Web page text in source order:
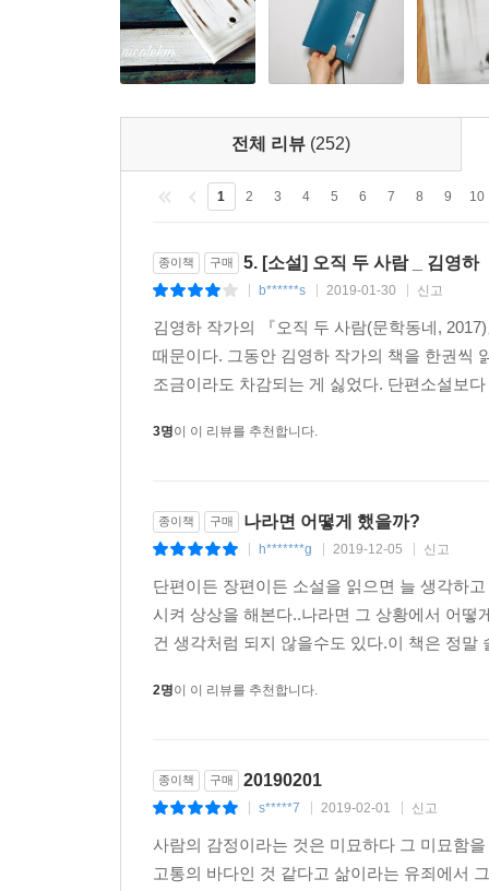
지적인 즐거움과 인간에 대한 통찰을 한껏 맛볼
보여주는 작품, 현실 밀착적인 정공법이 돋보이는
“읽을 땐 그럭저럭 읽히는데 덮고 나니 다음이
일이야”(「옥수수와 나」)라는 작중인물의 말은
향한 시선을 달리해볼 수 있을 것이다. 과연 우리
전체 리뷰 (252)
1 2 3 4 5 6 7 8 9 10
종이책 구매 5. [소설] 오직 두 사람 _ 김영하
b******s 2019-01-30 신고
김영하 작가의 『오직 두 사람(문학동네,
때문이다. 그동안 김영하 작가의 책을 한권씩
조금이라도 차감되는 게 싫었다. 단편소설보
3명이 이 리뷰를 추천합니다.
종이책 구매 나라면 어떻게 했을까?
h*******g 2019-12-05 신고
단편이든 장편이든 소설을 읽으면 늘 생각하
시켜 상상을 해본다..나라면 그 상황에서 어떻
건 생각처럼 되지 않을수도 있다.이 책은 정
2명이 이 리뷰를 추천합니다.
종이책 구매 20190201
s*****7 2019-02-01 신고
사람의 감정이라는 것은 미묘하다 그 미묘함
고통의 바다인 것 같다고 삶이라는 유죄에서